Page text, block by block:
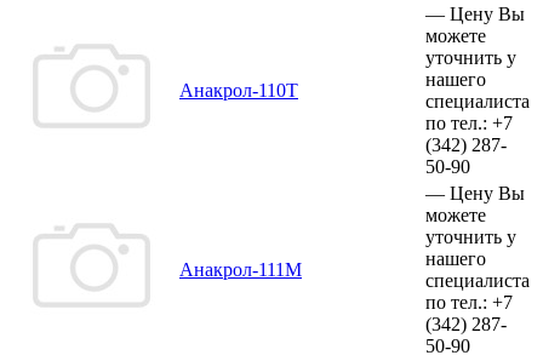
Анакрол-110Т
— Цену Вы
можете
уточнить у
нашего
специалиста
по тел.: +7
(342) 287-
50-90
Анакрол-111М
— Цену Вы
можете
уточнить у
нашего
специалиста
по тел.: +7
(342) 287-
50-90